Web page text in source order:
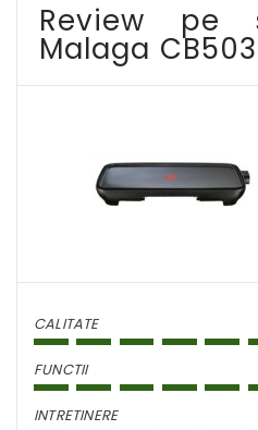
Review pe
Malaga
CALITATE
FUNCTII
INTRETINERE